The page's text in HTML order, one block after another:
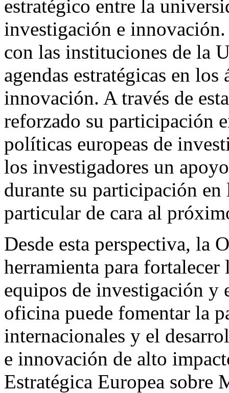
estratégico entre la
investigación e
con las instituciones de la
agendas estratégicas en
innovación. A través de
reforzado su participación
políticas europeas de
los investigadores un
durante su participación
particular de cara al
Desde esta perspectiva, la
herramienta para
equipos de investigación y
oficina puede fomentar la
internacionales y el
e innovación de alto
Estratégica Europea